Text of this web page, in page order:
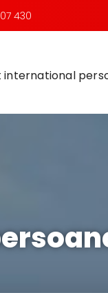
430
international